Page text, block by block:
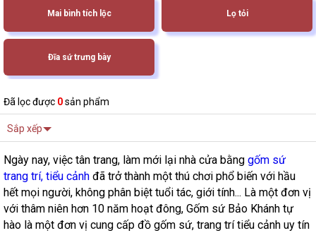
Mai bình tích lộc Lọ tỏi
Đĩa sứ trưng bày
Đã lọc được 0sản phẩm
Sắp xếp
Ngày nay, việc tân trang, làm mới lại nhà cửa bằng gốm sứ
trang trí, tiểu cảnh đã trở thành một thú chơi phổ biến với hầu
hết mọi người, không phân biệt tuổi tác, giới tính... Là một đơn vị
với thâm niên hơn 10 năm hoạt đông, Gốm sứ Bảo Khánh tự
hào là một đơn vị cung cấp đồ gốm sứ, trang trí tiểu cảnh uy tín